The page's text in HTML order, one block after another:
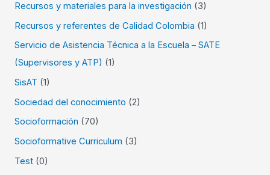
Recursos y materiales para la investigación (3)
Recursos y referentes de Calidad Colombia (1)
Servicio de Asistencia Técnica a la Escuela – SATE
(Supervisores y ATP) (1)
SisAT (1)
Sociedad del conocimiento (2)
Socioformación (70)
Socioformative Curriculum (3)
Test (0)